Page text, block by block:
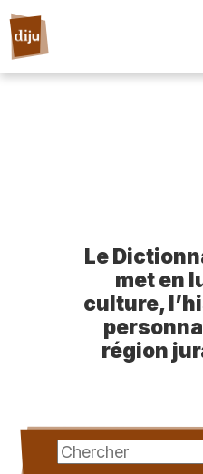
Le
met en
culture,
région